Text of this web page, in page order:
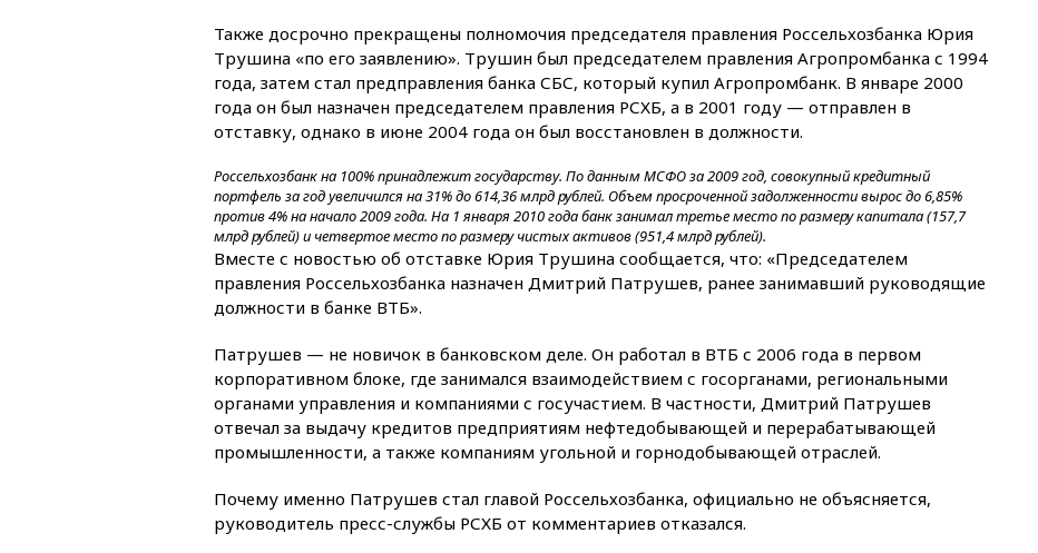
ТАСС: Уиткофф и
Кушнер могут вскоре посетить
Москву и Киев
вчера, 17:43
«Тиса» выдвинула
экс-председателя Верховного
суда на пост президента
вчера, 16:50Politico: «Газовая
авантюра Германии ставит под
угрозу европейскую зиму»
вчера, 16:16Беспилотник
взорвался вблизи
Белгородской области погиб
мирный житель
вчера, 14:54
В Аргентине умер
отец футболиста Лионеля
Месси
вчера, 14:43
ограничила судоходство в
Также досрочно прекращены полномочия председателя правления Россельхозбанка Юрия
Трушина «по его заявлению». Трушин был председателем правления Агропромбанка с 1994
года, затем стал предправления банка СБС, который купил Агропромбанк. В январе 2000
года он был назначен председателем правления РСХБ, а в 2001 году — отправлен в
отставку, однако в июне 2004 года он был восстановлен в должности.
Россельхозбанк на 100% принадлежит государству. По данным МСФО за 2009 год, совокупный кредитный
портфель за год увеличился на 31% до 614,36 млрд рублей. Объем просроченной задолженности вырос до 6,85%
против 4% на начало 2009 года. На 1 января 2010 года банк занимал третье место по размеру капитала (157,7
млрд рублей) и четвертое место по размеру чистых активов (951,4 млрд рублей).
Вместе с новостью об отставке Юрия Трушина сообщается, что: «Председателем
правления Россельхозбанка назначен Дмитрий Патрушев, ранее занимавший руководящие
должности в банке ВТБ».
Патрушев — не новичок в банковском деле. Он работал в ВТБ с 2006 года в первом
корпоративном блоке, где занимался взаимодействием с госорганами, региональными
органами управления и компаниями с госучастием. В частности, Дмитрий Патрушев
отвечал за выдачу кредитов предприятиям нефтедобывающей и перерабатывающей
промышленности, а также компаниям угольной и горнодобывающей отраслей.
Почему именно Патрушев стал главой Россельхозбанка, официально не объясняется,
руководитель пресс-службы РСХБ от комментариев отказался.